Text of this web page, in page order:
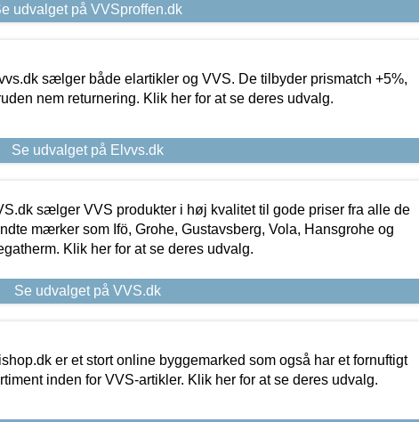
udvalget på VVSproffen.dk
sælger både elartikler og VVS. De tilbyder prismatch +5%,
nem returnering. Klik her for at se deres udvalg.
Se udvalget på Elvvs.dk
sælger VVS produkter i høj kvalitet til gode priser fra alle de
mærker som Ifö, Grohe, Gustavsberg, Vola, Hansgrohe og
Klik her for at se deres udvalg.
Se udvalget på VVS.dk
er et stort online byggemarked som også har et fornuftigt
inden for VVS-artikler. Klik her for at se deres udvalg.